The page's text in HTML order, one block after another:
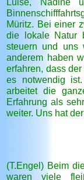
Müritz. Bei einer
die lokale Natur
steuern und uns
anderem haben
erfahren, dass
es notwendig
arbeitet die
Erfahrung als
weiter. Uns hat
(T.Engel) Beim
waren viele